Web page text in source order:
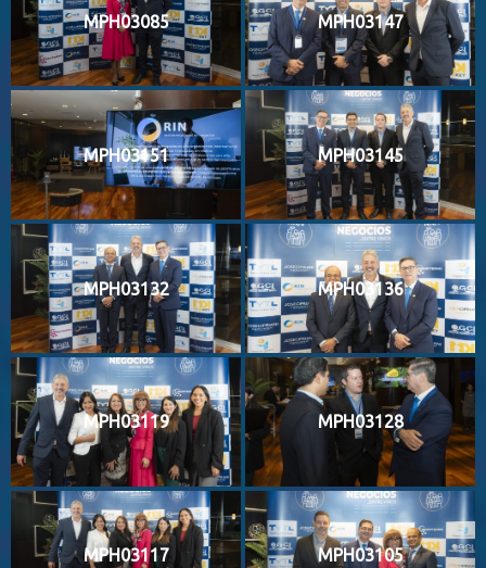
MPH03085 MPH03147
MPH03151 MPH03145
MPH03132 MPH03136
MPH03119 MPH03128
MPH03117 MPH03105